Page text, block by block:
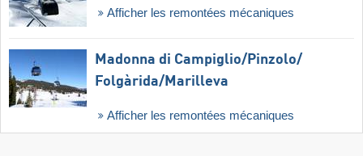
Afficher les remontées mécaniques
Madonna di Campiglio/​Pinzolo/​
Folgàrida/​Marilleva
Afficher les remontées mécaniques